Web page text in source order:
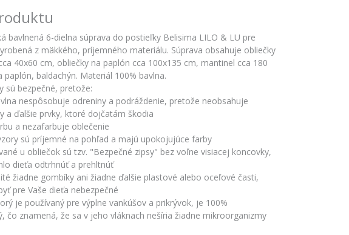
bavlnená 6-dielna súprava do postieľky Belisima LILO & LU pre
z mäkkého, príjemného materiálu. Súprava obsahuje obliečky
40x60 cm, obliečky na paplón cca 100x135 cm, mantinel cca 180
paplón, baldachýn. Materiál 100% bavlna.
sú bezpečné, pretože:
nespôsobuje odreniny a podráždenie, pretože neobsahuje
a ďalšie prvky, ktoré dojčatám škodia
a nezafarbuje oblečenie
sú príjemné na pohľad a majú upokojujúce farby
u obliečok sú tzv. "Bezpečné zipsy" bez voľne visiacej koncovky,
dieťa odtrhnúť a prehltnúť
žiadne gombíky ani žiadne ďalšie plastové alebo oceľové časti,
pre Vaše dieťa nebezpečné
je používaný pre výplne vankúšov a prikrývok, je 100%
čo znamená, že sa v jeho vláknach nešíria žiadne mikroorganizmy